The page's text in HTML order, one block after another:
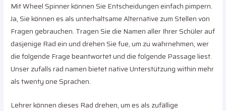
Mit Wheel Spinner können Sie Entscheidungen einfach pimpern.
Ja, Sie können es als unterhaltsame Alternative zum Stellen von
Fragen gebrauchen. Tragen Sie die Namen aller Ihrer Schüler auf
dasjenige Rad ein und drehen Sie fue, um zu wahrnehmen, wer
die folgende Frage beantwortet und die folgende Passage liest.
Unser zufalls rad namen bietet native Unterstützung within mehr
als twenty one Sprachen.
Lehrer können dieses Rad drehen, um es als zufällige